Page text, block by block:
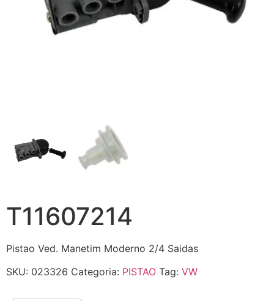
T11607214
Pistao Ved. Manetim Moderno 2/4 Saidas
SKU: 023326 Categoria: PISTAO Tag: VW